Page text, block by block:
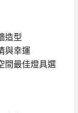
造型
與幸運
間最佳燈具選